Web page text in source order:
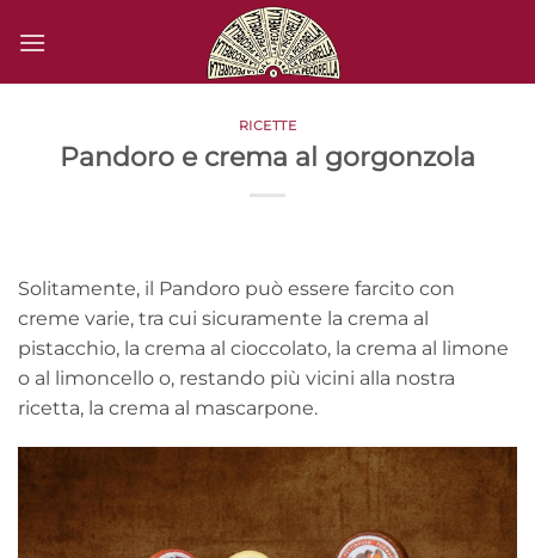
RICETTE
Pandoro e crema al gorgonzola
Solitamente, il Pandoro può essere farcito con
creme varie, tra cui sicuramente la crema al
pistacchio, la crema al cioccolato, la crema al limone
o al limoncello o, restando più vicini alla nostra
ricetta, la crema al mascarpone.